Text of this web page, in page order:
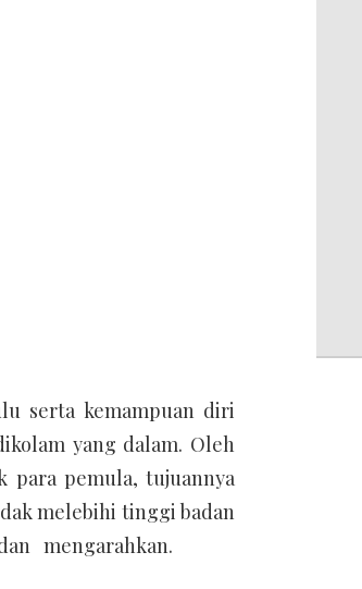
serta kemampuan diri
yang dalam. Oleh
pemula, tujuannya
melebihi tinggi badan
mengarahkan.